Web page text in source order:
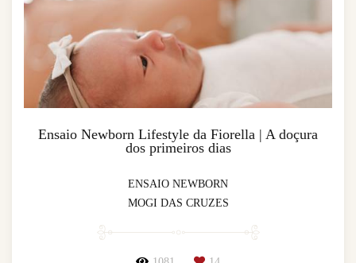
Ensaio Newborn Lifestyle da Fiorella | A doçura
dos primeiros dias
ENSAIO NEWBORN
MOGI DAS CRUZES